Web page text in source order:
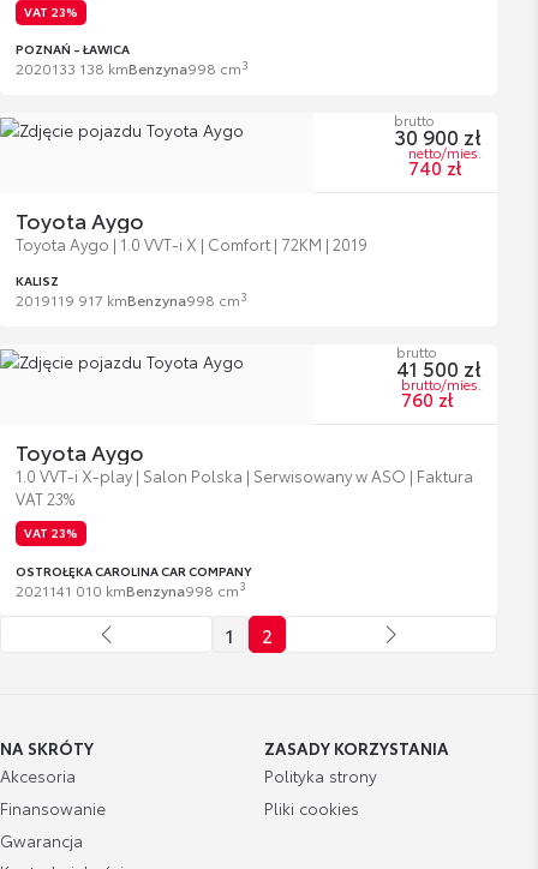
VAT 23%
POZNAŃ - ŁAWICA
2020133 138 kmBenzyna998 cm3
Toyota Aygo
Toyota Aygo | 1.0 VVT-i X | Comfort | 72KM | 2019
KALISZ
2019119 917 kmBenzyna998 cm3
brutto
30 900 zł
netto/mies.
740 zł
Toyota Aygo
1.0 VVT-i X-play | Salon Polska | Serwisowany w ASO | Faktura
VAT 23%
VAT 23%
OSTROŁĘKA CAROLINA CAR COMPANY
2021141 010 kmBenzyna998 cm3
brutto
41 500 zł
brutto/mies.
760 zł
1 2
NA SKRÓTY
Akcesoria
Finansowanie
Gwarancja
ZASADY KORZYSTANIA
Polityka strony
Pliki cookies